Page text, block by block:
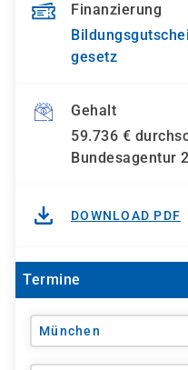
Finanzierung
gesetz
Gehalt
59.736 €
Bundesagentur
DOWNLOAD PDF
Termine
München